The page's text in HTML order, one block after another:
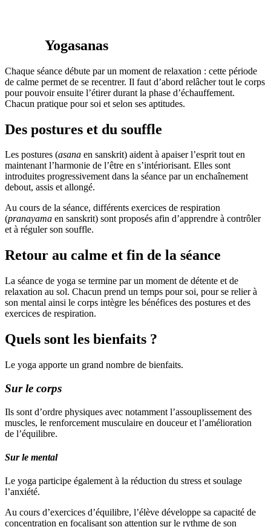
Yogasanas
Chaque séance débute par un moment de relaxation : cette période
de calme permet de se recentrer. Il faut d’abord relâcher tout le corps
pour pouvoir ensuite l’étirer durant la phase d’échauffement.
Chacun pratique pour soi et selon ses aptitudes.
Des postures et du souffle
Les postures (asana en sanskrit) aident à apaiser l’esprit tout en
maintenant l’harmonie de l’être en s’intériorisant. Elles sont
introduites progressivement dans la séance par un enchaînement
debout, assis et allongé.
Au cours de la séance, différents exercices de respiration
(pranayama en sanskrit) sont proposés afin d’apprendre à contrôler
et à réguler son souffle.
Retour au calme et fin de la séance
La séance de yoga se termine par un moment de détente et de
relaxation au sol. Chacun prend un temps pour soi, pour se relier à
son mental ainsi le corps intègre les bénéfices des postures et des
exercices de respiration.
Quels sont les bienfaits ?
Le yoga apporte un grand nombre de bienfaits.
Sur le corps
Ils sont d’ordre physiques avec notamment l’assouplissement des
muscles, le renforcement musculaire en douceur et l’amélioration
de l’équilibre.
Sur le mental
Le yoga participe également à la réduction du stress et soulage
l’anxiété.
Au cours d’exercices d’équilibre, l’élève développe sa capacité de
concentration en focalisant son attention sur le rythme de son